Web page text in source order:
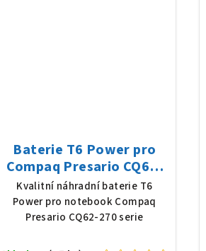
Baterie T6 Power pro
Compaq Presario CQ62-
270 serie, Li-Ion, 10,8 V,
5200 mAh (56 Wh), černá
Kvalitní náhradní baterie T6
Power pro notebook Compaq
Presario CQ62-270 serie